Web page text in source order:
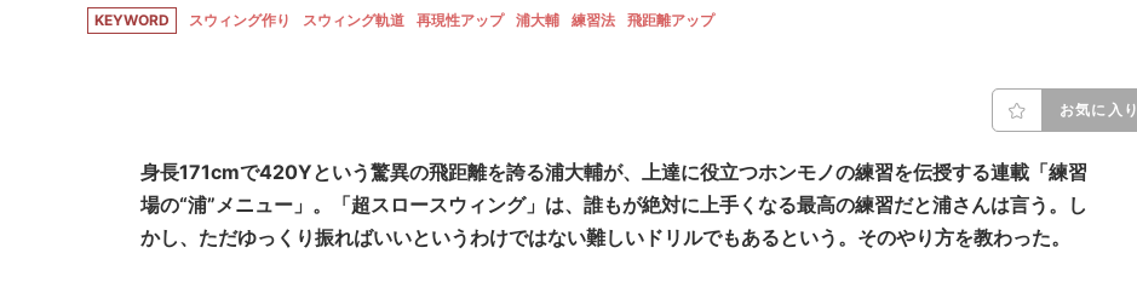
KEYWORD スウィング作り スウィング軌道 再現性アップ 浦大輔 練習法 飛距離アップ
お気に入り
身長171cmで420Yという驚異の飛距離を誇る浦大輔が、上達に役立つホンモノの練習を伝授する連載「練習
場の“浦”メニュー」。「超スロースウィング」は、誰もが絶対に上手くなる最高の練習だと浦さんは言う。し
かし、ただゆっくり振ればいいというわけではない難しいドリルでもあるという。そのやり方を教わった。